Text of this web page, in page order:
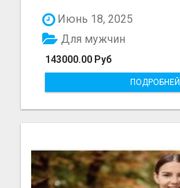
Июнь 18, 2025
143000.00 Руб
Для мужчин
ПОДРОБНЕЙ